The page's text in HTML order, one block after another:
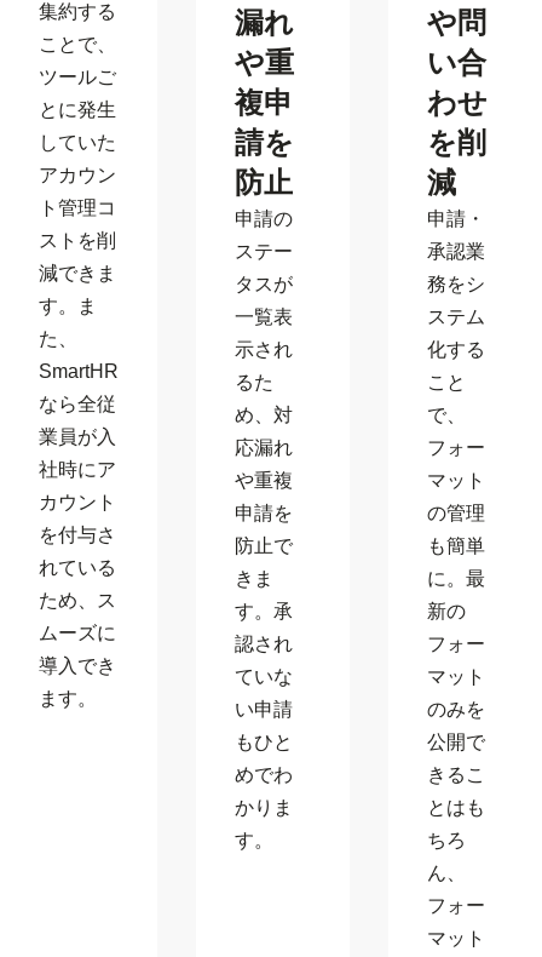
集約する
ことで、
ツールご
とに発生
していた
アカウン
ト管理コ
ストを削
減できま
す。ま
た、
SmartHR
なら全従
業員が入
社時にア
カウント
を付与さ
れている
ため、ス
ムーズに
導入でき
ます。
漏れ
や重
複申
請を
防止
申請の
ステー
タスが
一覧表
示され
るた
め、対
応漏れ
や重複
申請を
防止で
きま
す。承
認され
ていな
い申請
もひと
めでわ
かりま
す。
や問
い合
わせ
を削
減
申請・
承認業
務をシ
ステム
化する
こと
で、
フォー
マット
の管理
も簡単
に。最
新の
フォー
マット
のみを
公開で
きるこ
とはも
ちろ
ん、
フォー
マット